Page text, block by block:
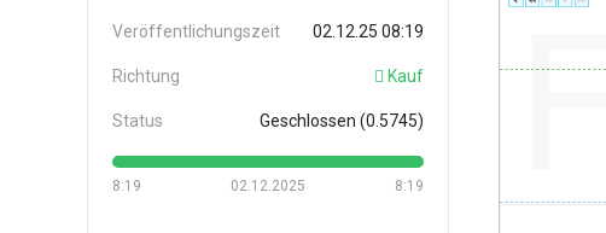
Veröffentlichungszeit 02.12.25 08:19
Richtung Kauf
Status Geschlossen (0.5745)
8:19 8:19
02.12.2025